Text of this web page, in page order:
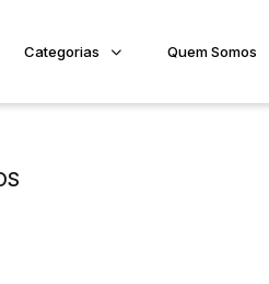
Categorias Quem Somos